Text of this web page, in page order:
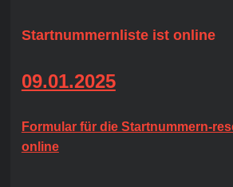
Startnummernliste ist online
09.01.2025
Formular für die Startnummern-
online